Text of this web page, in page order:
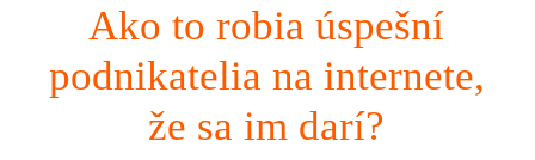
Ako to robia úspešní
podnikatelia na internete,
že sa im darí?